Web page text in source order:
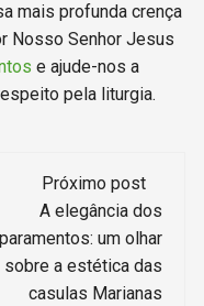
mais profunda crença
Nosso Senhor Jesus
e ajude-nos a
pela liturgia.
Próximo post
A elegância dos
paramentos: um olhar
sobre a estética das
casulas Marianas